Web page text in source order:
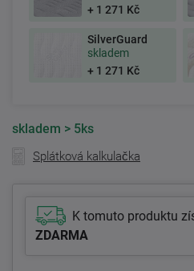
+ 1 271 Kč
SilverGuard
skladem
+ 1 271 Kč
skladem > 5ks
Splátková kalkulačka
K tomuto produktu
ZDARMA